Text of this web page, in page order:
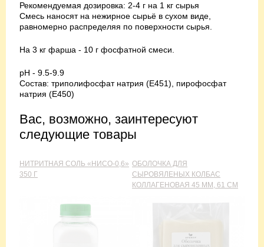
Рекомендуемая дозировка: 2-4 г на 1 кг сырья
Смесь наносят на нежирное сырьё в сухом виде,
равномерно распределяя по поверхности сырья.
На 3 кг фарша - 10 г фосфатной смеси.
pH - 9.5-9.9
Состав: триполифосфат натрия (Е451), пирофосфат
натрия (Е450)
Вас, возможно, заинтересуют
следующие товары
НИТРИТНАЯ СОЛЬ «НИСО-0,6»
350 Г
ОБОЛОЧКА ДЛЯ
СЫРОВЯЛЕНЫХ КОЛБАС
КОЛЛАГЕНОВАЯ 45 ММ, 61 СМ